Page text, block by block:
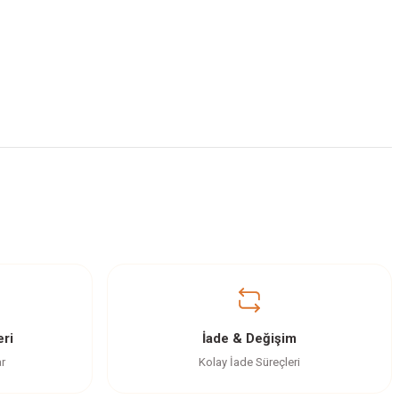
İade & Değişim
Kolay İade Süreçleri